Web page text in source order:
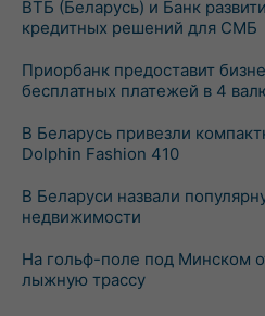
ВТБ (Беларусь) и Банк
кредитных решений для СМБ
Приорбанк предоставит
бесплатных платежей в 4
В Беларусь привезли
Dolphin Fashion 410
В Беларуси назвали
недвижимости
На гольф-поле под Минском
лыжную трассу